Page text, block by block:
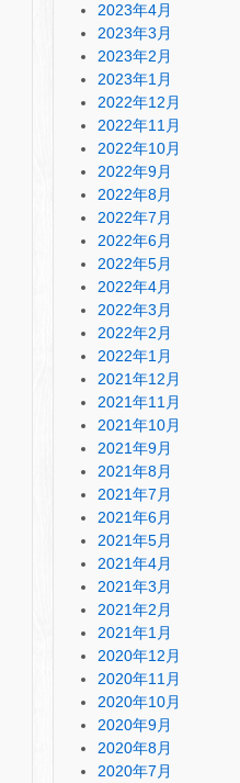
2023年4月
2023年3月
2023年2月
2023年1月
2022年12月
2022年11月
2022年10月
2022年9月
2022年8月
2022年7月
2022年6月
2022年5月
2022年4月
2022年3月
2022年2月
2022年1月
2021年12月
2021年11月
2021年10月
2021年9月
2021年8月
2021年7月
2021年6月
2021年5月
2021年4月
2021年3月
2021年2月
2021年1月
2020年12月
2020年11月
2020年10月
2020年9月
2020年8月
2020年7月